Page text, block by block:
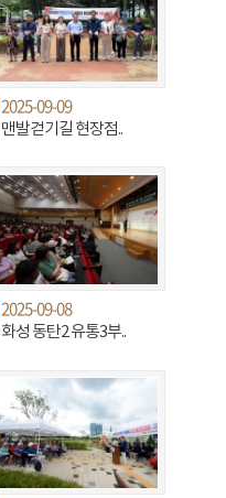
2025-09-09
맨발걷기길 현장점..
2025-09-08
화성 동탄2 유통3부..